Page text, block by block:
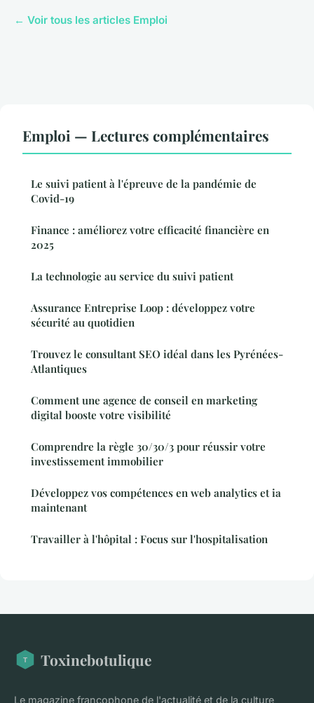
← Voir tous les articles Emploi
Emploi — Lectures complémentaires
Le suivi patient à l'épreuve de la pandémie de
Covid-19
Finance : améliorez votre efficacité financière en
2025
La technologie au service du suivi patient
Assurance Entreprise Loop : développez votre
sécurité au quotidien
Trouvez le consultant SEO idéal dans les Pyrénées-
Atlantiques
Comment une agence de conseil en marketing
digital booste votre visibilité
Comprendre la règle 30/30/3 pour réussir votre
investissement immobilier
Développez vos compétences en web analytics et ia
maintenant
Travailler à l'hôpital : Focus sur l'hospitalisation
Toxinebotulique
Le magazine francophone de l'actualité et de la culture